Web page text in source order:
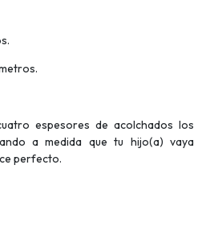
espesores de acolchados los
a medida que tu hijo(a) vaya
perfecto.